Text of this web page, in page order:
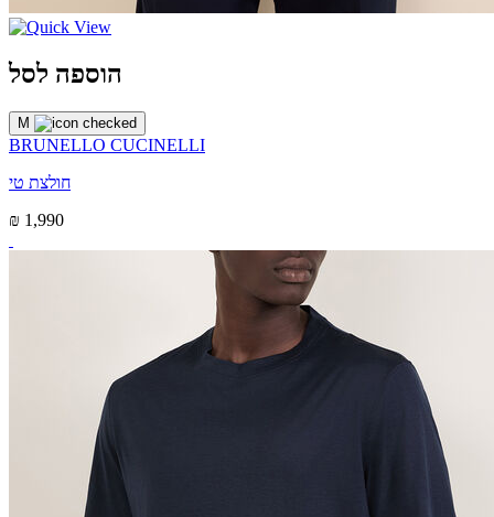
הוספה לסל
M
BRUNELLO CUCINELLI
חולצת טי
₪ 1,990